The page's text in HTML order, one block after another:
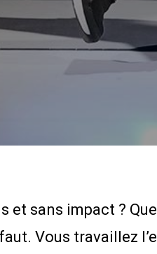
et sans impact ?
Vous travaillez